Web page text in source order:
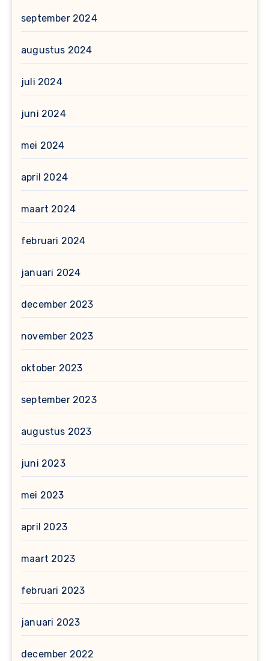
september 2024
augustus 2024
juli 2024
juni 2024
mei 2024
april 2024
maart 2024
februari 2024
januari 2024
december 2023
november 2023
oktober 2023
september 2023
augustus 2023
juni 2023
mei 2023
april 2023
maart 2023
februari 2023
januari 2023
december 2022